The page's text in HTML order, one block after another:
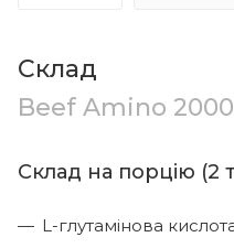
Склад
Beef Amino
Склад на порцію (2
L-глутамінова